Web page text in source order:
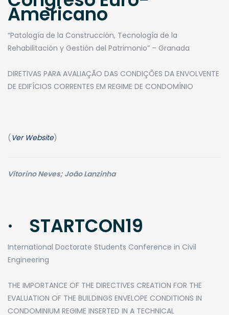
Americano
“Patología de la Construcción, Tecnología de la
Rehabilitación y Gestión del Patrimonio” – Granada
​DIRETIVAS PARA AVALIAÇÃO DAS CONDIÇÕES DA ENVOLVENTE
DE EDIFÍCIOS CORRENTES EM REGIME DE CONDOMÍNIO
( Ver Website)
Vitorino Neves; João Lanzinha
· STARTCON19
International Doctorate Students Conference in Civil
Engineering
​THE IMPORTANCE OF THE DIRECTIVES CREATION FOR THE
EVALUATION OF THE BUILDINGS ENVELOPE CONDITIONS IN
CONDOMINIUM REGIME INSERTED IN A TECHNICAL